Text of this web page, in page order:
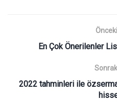
En Çok Önerilenler
2022 tahminleri ile